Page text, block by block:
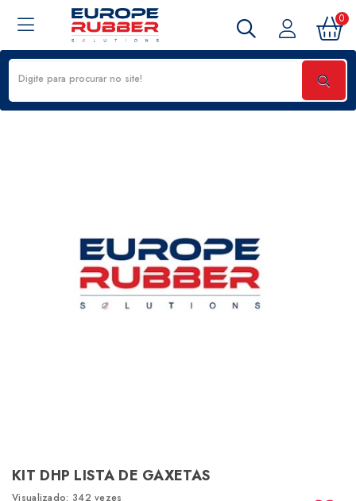
0
KIT DHP LISTA DE GAXETAS
KIT DHP LISTA DE GAXETAS
Visualizado: 342 vezes